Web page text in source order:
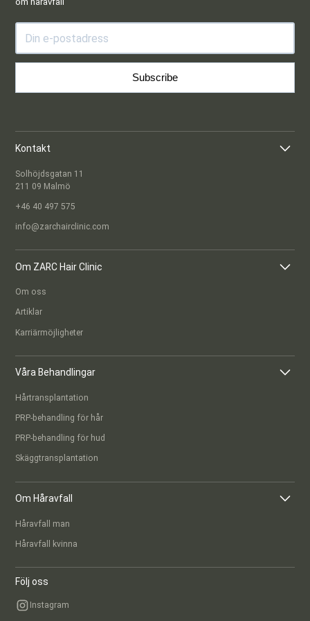
Subscribe
Kontakt
Solhöjdsgatan 11
211 09 Malmö
+46 40 497 575
info@zarchairclinic.com
Om ZARC Hair Clinic
Om oss
Artiklar
Karriärmöjligheter
Våra Behandlingar
Hårtransplantation
PRP-behandling för hår
PRP-behandling för hud
Skäggtransplantation
Om Håravfall
Håravfall man
Håravfall kvinna
Följ oss
Instagram